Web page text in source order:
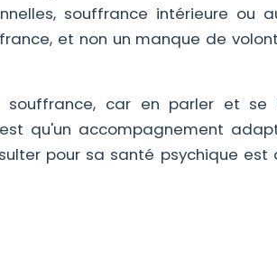
souffrance intérieure ou
et non un manque de
car en parler et se
qu'un accompagnement
pour sa santé psychique est